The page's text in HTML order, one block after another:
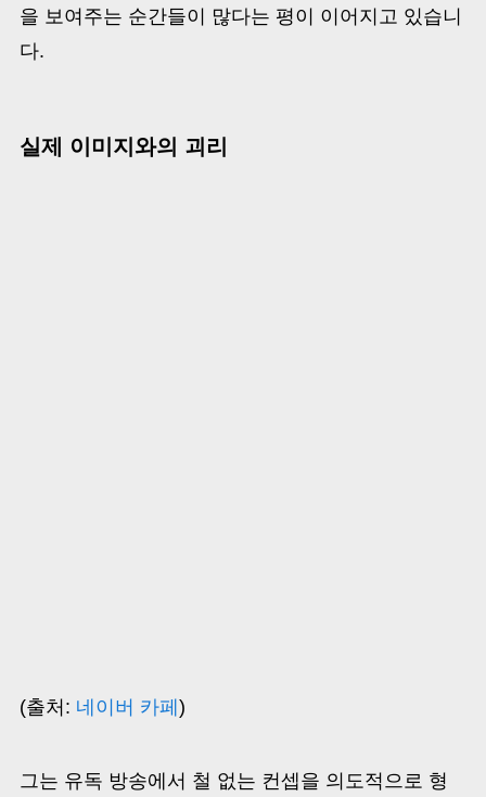
을 보여주는 순간들이 많다는 평이 이어지고 있습니
다.
실제 이미지와의 괴리
(출처: 네이버 카페 )
그는 유독 방송에서 철 없는 컨셉을 의도적으로 형